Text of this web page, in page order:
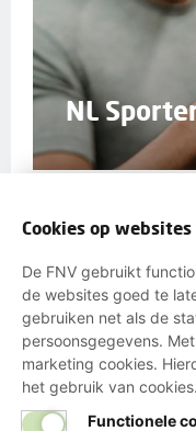
NL
Wij
Bij al je vragen
lidmaatschap.
Cookies op websites
De FNV gebruikt
de websites goed te
gebruiken net als de
persoonsgegevens.
marketing cookies.
het gebruik van cookies.
Functionele